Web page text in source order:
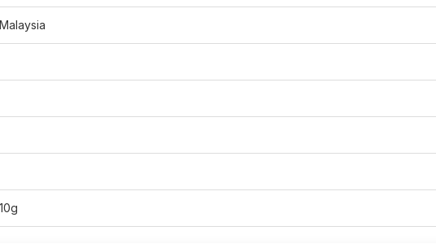
Malaysia
10g